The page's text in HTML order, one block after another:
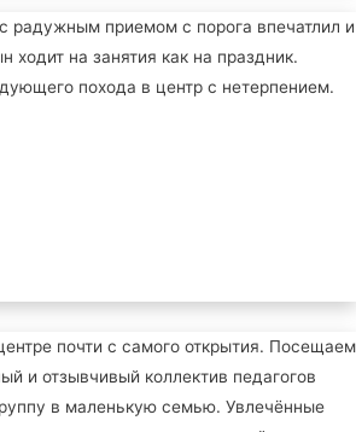
радужным приемом с порога впечатлил и
ходит на занятия как на праздник.
похода в центр с нетерпением.
почти с самого открытия. Посещаем
и отзывчивый коллектив педагогов
в маленькую семью. Увлечённые